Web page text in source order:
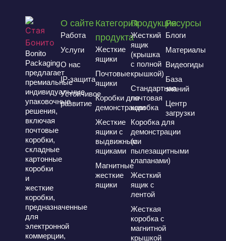
Bonito
Packaging
предлагает
премиальные
индивидуальные
упаковочные
решения,
включая
почтовые
коробки,
складные
картонные
коробки
и
жесткие
коробки,
предназначенные
для
электронной
коммерции,
О сайте
Работа
Услуги
О нас
IP-защита
Устойчивое
развитие
Категория
продукта
Жесткие
ящики
Почтовые
ящики
Коробки для
демонстрации
Жесткие
ящики с
выдвижными
ящиками
Магнитные
жесткие
ящики
Продукция
Жесткий
ящик
(крышка
с полной
крышкой)
Стандартная
почтовая
коробка
Коробка для
демонстрации
(с
пылезащитными
клапанами)
Жесткий
ящик с
лентой
Жесткая
коробка с
магнитной
крышкой
Ресурсы
Блоги
Материалы
Видеогиды
База
знаний
Центр
загрузки